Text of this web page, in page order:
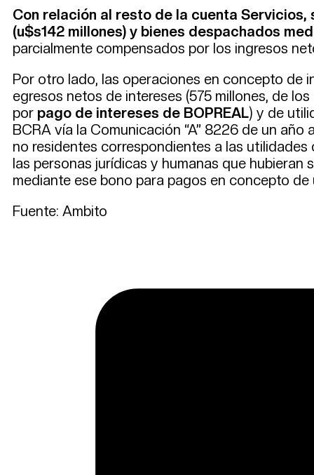
Con relación al resto de la cuenta
(u$s142 millones) y bienes despachados
parcialmente compensados por los ingresos
Por otro lado, las operaciones en concepto de
egresos netos de intereses (575 millones, de
por pago de intereses de BOPREAL) y de
BCRA vía la Comunicación “A” 8226 de un
no residentes correspondientes a las
las personas jurídicas y humanas que
mediante ese bono para pagos en concepto
Fuente: Ambito